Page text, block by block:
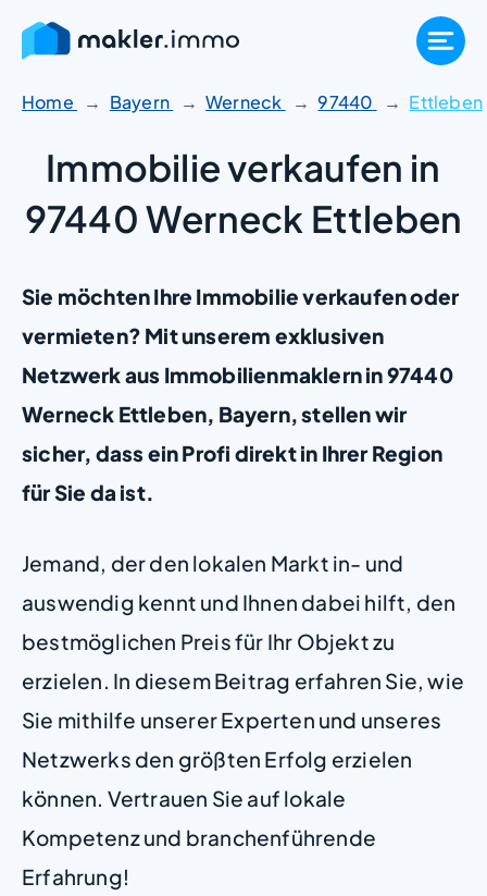
Zum
Inhalt
springen
Home Bayern Werneck 97440 Ettleben
Immobilie verkaufen in
97440 Werneck Ettleben
Sie möchten Ihre Immobilie verkaufen oder
vermieten? Mit unserem exklusiven
Netzwerk aus Immobilienmaklern in 97440
Werneck Ettleben, Bayern, stellen wir
sicher, dass ein Profi direkt in Ihrer Region
für Sie da ist.
Jemand, der den lokalen Markt in- und
auswendig kennt und Ihnen dabei hilft, den
bestmöglichen Preis für Ihr Objekt zu
erzielen. In diesem Beitrag erfahren Sie, wie
Sie mithilfe unserer Experten und unseres
Netzwerks den größten Erfolg erzielen
können. Vertrauen Sie auf lokale
Kompetenz und branchenführende
Erfahrung!